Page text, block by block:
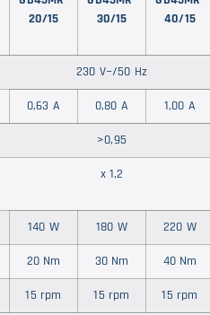
20/15
30/15
40/15
230 V~/50 Hz
0,63 A 0,80 A 1,00 A
>0,95
x 1,2
140 W 180 W 220 W
20 Nm 30 Nm 40 Nm
15 rpm 15 rpm 15 rpm